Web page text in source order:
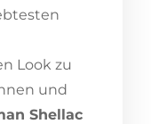
Look zu
und
Shellac